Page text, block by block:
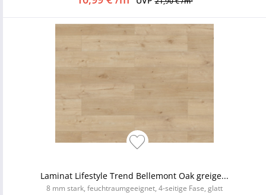
Laminat Lifestyle Trend Bellemont Oak greige...
8 mm stark, feuchtraumgeeignet, 4-seitige Fase, glatt